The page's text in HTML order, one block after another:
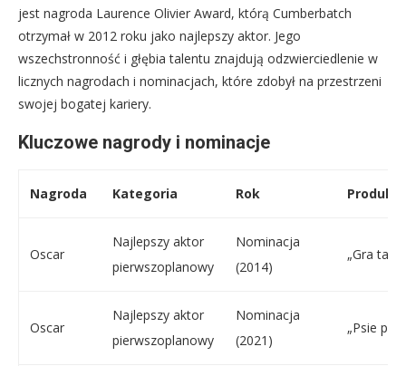
jest nagroda Laurence Olivier Award, którą Cumberbatch
otrzymał w 2012 roku jako najlepszy aktor. Jego
wszechstronność i głębia talentu znajdują odzwierciedlenie w
licznych nagrodach i nominacjach, które zdobył na przestrzeni
swojej bogatej kariery.
Kluczowe nagrody i nominacje
Nagroda Kategoria Rok
Oscar
Najlepszy aktor
pierwszoplanowy
Nominacja
(2014)
„Gra
Oscar
Najlepszy aktor
pierwszoplanowy
Nominacja
(2021)
„Psie